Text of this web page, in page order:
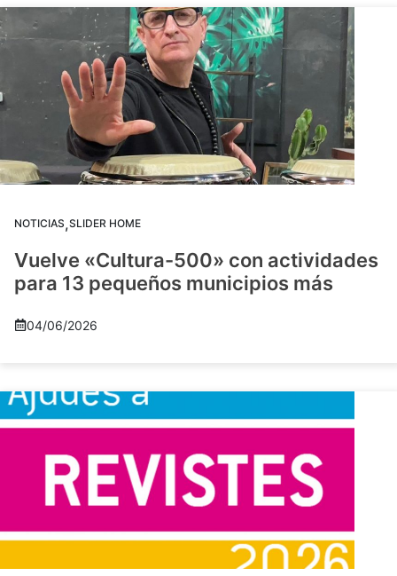
NOTICIAS,SLIDER HOME
Vuelve «Cultura-500» con actividades
para 13 pequeños municipios más
04/06/2026